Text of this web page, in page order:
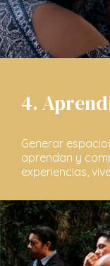
4.
Generar
aprendan y
experiencias,